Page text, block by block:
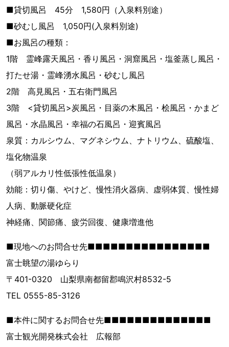
■貸切風呂 45分 1,580円（入泉料別途）
■砂むし風呂 1,050円(入泉料別途)
■お風呂の種類：
1階 霊峰露天風呂・香り風呂・洞窟風呂・塩釜蒸し風呂・
打たせ湯・霊峰湧水風呂・砂むし風呂
2階 高見風呂・五右衛門風呂
3階 <貸切風呂>炭風呂・目薬の木風呂・桧風呂・かまど
風呂・水晶風呂・幸福の石風呂・迎賓風呂
泉質：カルシウム、マグネシウム、ナトリウム、硫酸塩、
塩化物温泉
（弱アルカリ性低張性低温泉）
効能：切り傷、やけど、慢性消火器病、虚弱体質、慢性婦
人病、動脈硬化症
神経痛、関節痛、疲労回復、健康増進他
■現地へのお問合せ先■■■■■■■■■■■■■■■■
富士眺望の湯ゆらり
〒401-0320 山梨県南都留郡鳴沢村8532-5
TEL 0555-85-3126
■本件に関するお問合せ先■■■■■■■■■■■■■■
富士観光開発株式会社 広報部